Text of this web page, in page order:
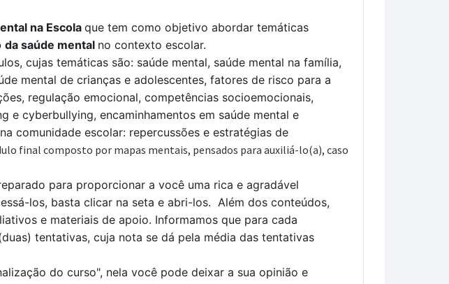
na Escolaque tem como objetivo abordar temáticas
da saúde mental no contexto escolar.
cujastemáticas são: saúde mental, saúde mental na família,
mental de crianças e adolescentes, fatores de risco para a
regulação emocional, competências socioemocionais,
e cyberbullying, encaminhamentos em saúde mental e
comunidade escolar: repercussões e estratégias de
final composto por mapas mentais, pensados para auxiliá-lo(a), caso
para proporcionar a você uma rica e agradável
los, basta clicar na seta e abri-los. Além dos conteúdos,
e materiais de apoio. Informamos que para cada
tentativas, cuja nota se dá pela média das tentativas
do curso", nela você pode deixar a sua opinião e